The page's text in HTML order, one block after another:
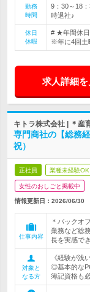
勤務
時間
9：30～18
時退社♪
休日
休暇
# ★年間休日
※年に4回土
求人詳細を
キトラ株式会社 | ＊産
専門商社の【総務
祝）
正社員 業種未経験OK
女性のおしごと掲載中
情報更新日：2026/06/30
仕事内容
＊バックオ
業務など総
長を実感で
対象と
なる方
《経験が浅
◎基本的な
簿記資格も